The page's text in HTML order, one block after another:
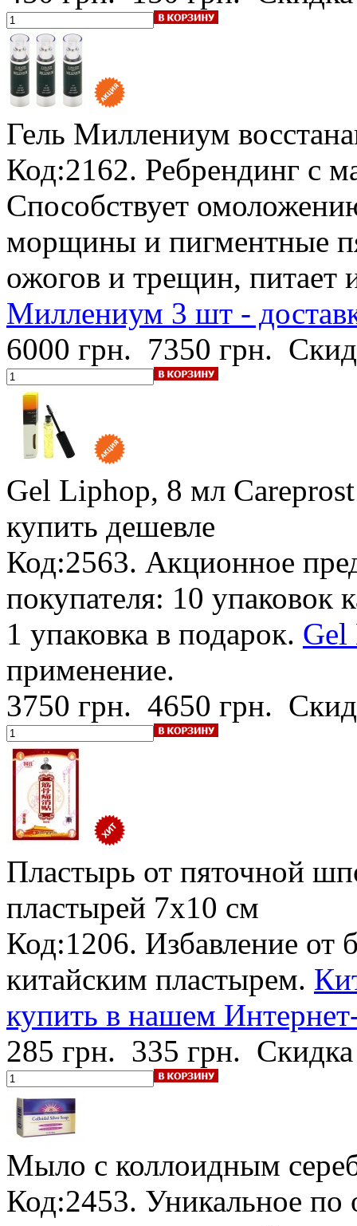
Гель Миллениум
Код:2162. Ребрендинг с
Способствует
морщины и пигментные
ожогов и трещин, питает
Миллениум 3 шт -
6000 грн. 7350 грн.
Gel Liphop, 8 мл
купить дешевле
Код:2563. Акционное
покупателя: 10 упаковок
1 упаковка в подарок. Gel
применение.
3750 грн. 4650 грн.
Пластырь от пяточной
пластырей 7х10 см
Код:1206. Избавление от
китайским пластырем.
купить в нашем
285 грн. 335 грн.
Мыло с коллоидным
Код:2453. Уникальное